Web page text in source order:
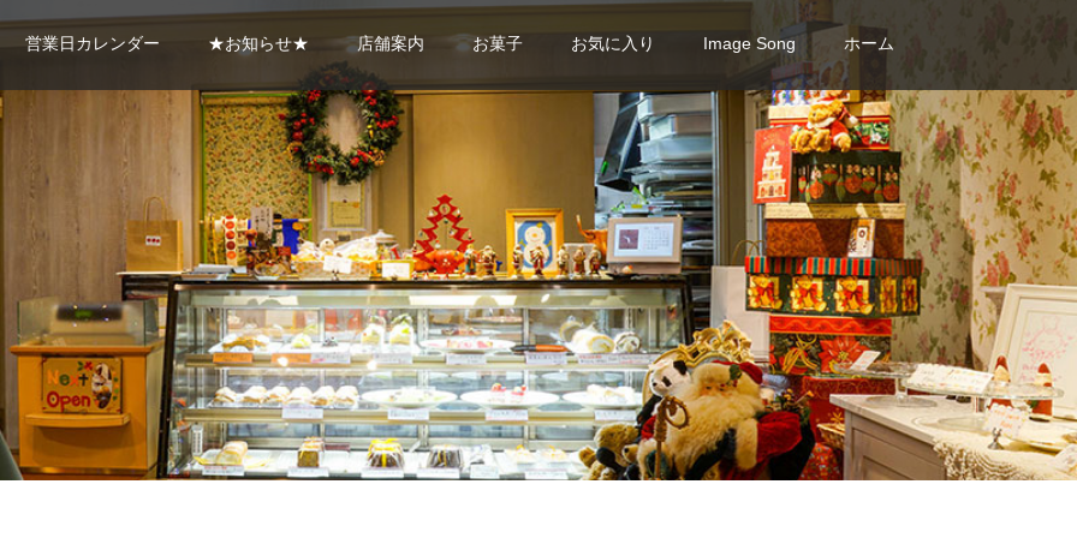
営業日カレンダー ★お知らせ★ 店舗案内 お菓子 お気に入り Image Song ホーム